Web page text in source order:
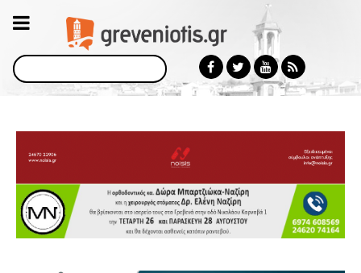
Αναζήτηση